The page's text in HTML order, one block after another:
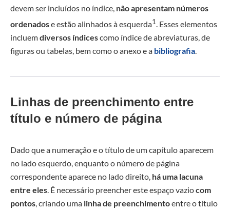
devem ser incluídos no índice, não apresentam números
ordenadose estão alinhados à esquerda1. Esses elementos
incluemdiversos índicescomo índice de abreviaturas, de
figuras ou tabelas, bem como o anexo e a bibliografia.
Linhas de preenchimento entre
título e número de página
Dado que a numeração e o título de um capítulo aparecem
no lado esquerdo, enquanto o número de página
correspondente aparece no lado direito, há uma lacuna
entre eles. É necessário preencher este espaço vaziocom
pontos, criando uma linha de preenchimentoentre o título